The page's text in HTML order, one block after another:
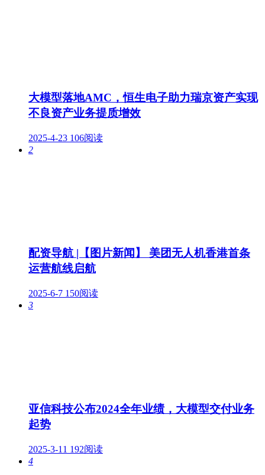
大模型落地AMC，恒生电子助力瑞京资产实现
不良资产业务提质增效
2025-4-23 106阅读
2
配资导航 |【图片新闻】 美团无人机香港首条
运营航线启航
2025-6-7 150阅读
3
亚信科技公布2024全年业绩，大模型交付业务
起势
2025-3-11 192阅读
4